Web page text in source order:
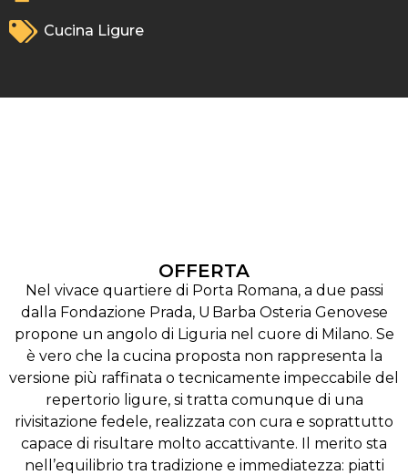
Cucina Ligure
OFFERTA
Nel vivace quartiere di Porta Romana, a due passi
dalla Fondazione Prada, U Barba Osteria Genovese
propone un angolo di Liguria nel cuore di Milano. Se
è vero che la cucina proposta non rappresenta la
versione più raffinata o tecnicamente impeccabile del
repertorio ligure, si tratta comunque di una
rivisitazione fedele, realizzata con cura e soprattutto
capace di risultare molto accattivante. Il merito sta
nell’equilibrio tra tradizione e immediatezza: piatti